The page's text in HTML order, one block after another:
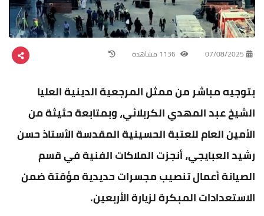
07/08/2025
بتوجيه مباشر من ممثل المرجعية الدينية العليا
الشيخ عبد المهدي الكربلائي، وبمتابعة حثيثة من
الأمين العام للعتبة الحسينية المقدسة الأستاذ حسن
رشيد العبايجي، أنجزت الملاكات الفنية في قسم
الصيانة أعمال تنصيب مجسرات حديدية مؤقتة ضمن
الاستعدادات المبكرة لزيارة الأربعين.